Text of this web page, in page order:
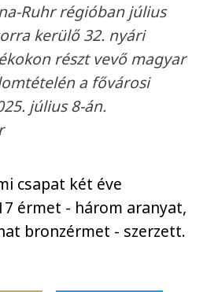
Ruhr régióban július
kerülő 32. nyári
részt vevő magyar
a fővárosi
július 8-án.
csapat két éve
érmet - három aranyat,
bronzérmet - szerzett.